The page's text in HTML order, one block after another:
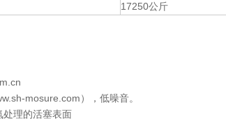
17250公斤
mosure.com），低噪音。
处理的活塞表面